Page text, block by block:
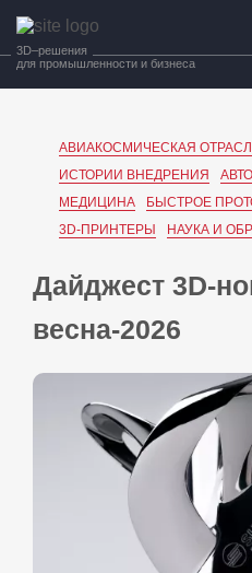
3D–решения
для промышленности и бизнеса
АВИАКОСМИЧЕСКАЯ
ИСТОРИИ ВНЕДРЕНИЯ
МЕДИЦИНА
БЫСТРОЕ
3D-ПРИНТЕРЫ
НАУКА И
Дайджест
весна‑2026